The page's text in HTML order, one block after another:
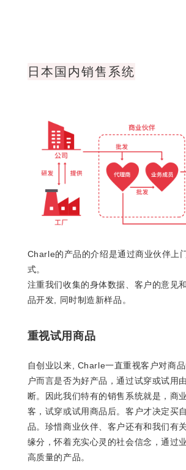
日本国内销售系统
重视试用商品
自创业以来, Charle一直重视客户对商
户而言是否为好产品，通过试穿或试用
断。因此我们特有的销售系统就是，商
客，试穿或试用商品后。客户才决定买
品。珍惜商业伙伴、客户还有和我们有
缘分，怀着充实心灵的社会信念，通过
高质量的产品。
Charle的产品的介绍是通过商业伙伴上
式。
注重我们收集的身体数据、客户的意见
品开发, 同时制造新样品。